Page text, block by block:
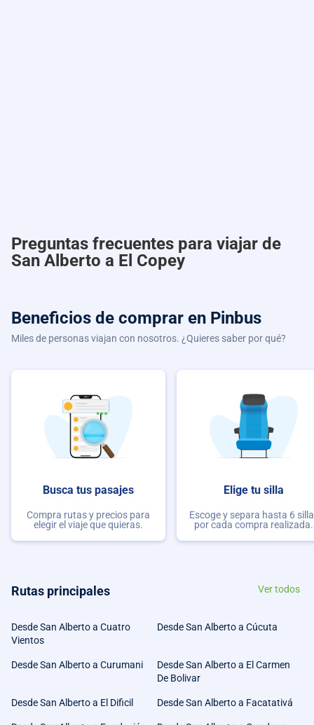
Preguntas frecuentes para viajar de
San Alberto a El Copey
Beneficios de comprar en Pinbus
Miles de personas viajan con nosotros. ¿Quieres saber por qué?
Busca tus pasajes
Compra rutas y precios para
elegir el viaje que quieras.
Elige tu silla
Escoge y separa hasta 6
por cada compra realizada.
Rutas principales Ver todos
Desde San Alberto a Cuatro
Vientos
Desde San Alberto a Cúcuta
Desde San Alberto a Curumani
Desde San Alberto a El Carmen
De Bolivar
Desde San Alberto a El Dificil Desde San Alberto a Facatativá